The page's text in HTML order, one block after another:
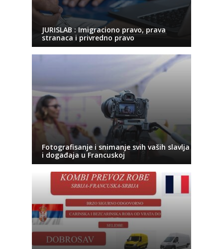
JURISLAB : Imigraciono pravo, prava
stranaca i privredno pravo
Fotografisanje i snimanje svih vaših slavlja
i događaja u Francuskoj